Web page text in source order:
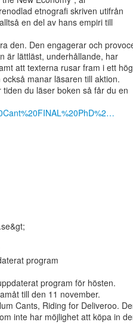
etnografi skriven utifrån
en del av hans empiri till
den. Den engagerar och
är lättläst, underhållande, har
att texterna rusar fram i ett
manar läsaren till aktion.
du läser boken så får du en
program
program för hösten.
till den 11 november.
Cants, Riding for Deliveroo.
inte har möjlighet att köpa in